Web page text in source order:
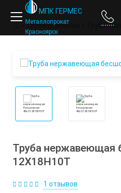
МПК ГЕРМЕС
Металлопрокат
Красноярск
Труба стальная Труба
Труба нержавеющая
12Х18Н10Т
1 отзывов